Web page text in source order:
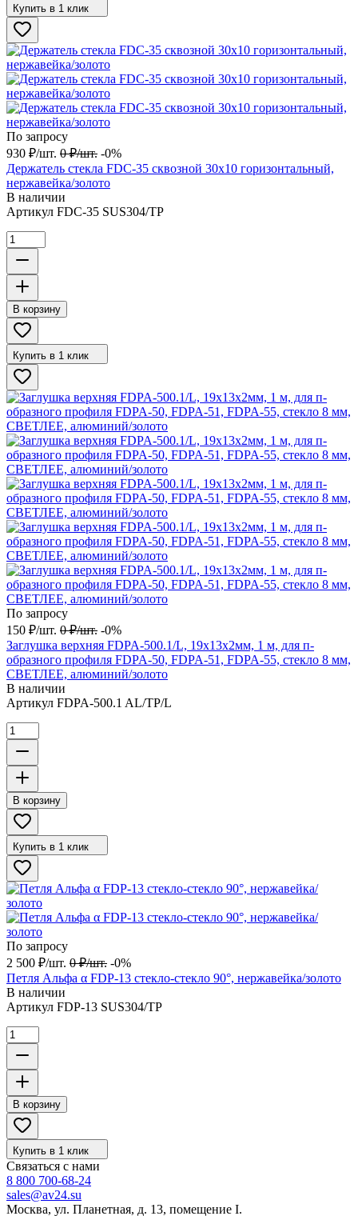
Купить в 1 клик
По запросу
930 ₽/шт. 0 ₽/шт. -0%
Держатель стекла FDC-35 сквозной 30х10 горизонтальный,
нержавейка/золото
В наличии
Артикул FDC-35 SUS304/TP
В корзину
Купить в 1 клик
По запросу
150 ₽/шт. 0 ₽/шт. -0%
Заглушка верхняя FDPA-500.1/L, 19х13х2мм, 1 м, для п-
образного профиля FDPA-50, FDPA-51, FDPA-55, стекло 8 мм,
СВЕТЛЕЕ, алюминий/золото
В наличии
Артикул FDPA-500.1 AL/TP/L
В корзину
Купить в 1 клик
По запросу
2 500 ₽/шт. 0 ₽/шт. -0%
Петля Альфа α FDP-13 стекло-стекло 90°, нержавейка/золото
В наличии
Артикул FDP-13 SUS304/TP
В корзину
Купить в 1 клик
Связаться с нами
8 800 700-68-24
sales@av24.su
Москва, ул. Планетная, д. 13, помещение I.